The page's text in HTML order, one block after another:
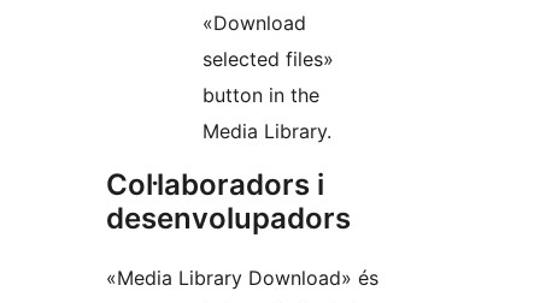
«Download
selected files»
button in the
Media Library.
Col·laboradors i
desenvolupadors
«Media Library Download» és